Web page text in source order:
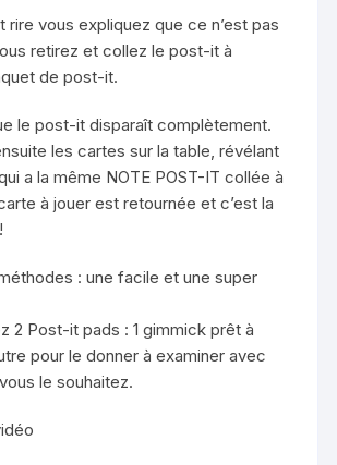
rire vous expliquez que ce n’est pas
retirez et collez le post-it à
de post-it.
le post-it disparaît complètement.
les cartes sur la table, révélant
a la même NOTE POST-IT collée à
à jouer est retournée et c’est la
: une facile et une super
2 Post-it pads : 1 gimmick prêt à
pour le donner à examiner avec
le souhaitez.